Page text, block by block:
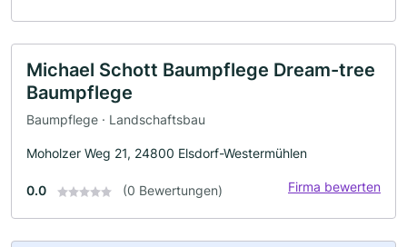
Michael Schott Baumpflege Dream-tree
Baumpflege
Baumpflege · Landschaftsbau
Moholzer Weg 21, 24800 Elsdorf-Westermühlen
0.0 (0 Bewertungen) Firma bewerten